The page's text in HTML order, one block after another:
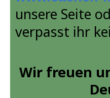
unsere Seite
verpasst ihr
Wir freuen